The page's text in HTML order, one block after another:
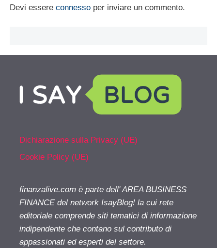
Devi essere connesso per inviare un commento.
Dichiarazione sulla Privacy (UE)
Cookie Policy (UE)
finanzalive.com è parte dell' AREA BUSINESS
FINANCE del network IsayBlog! la cui rete
editoriale comprende siti tematici di informazione
indipendente che contano sul contributo di
appassionati ed esperti del settore.